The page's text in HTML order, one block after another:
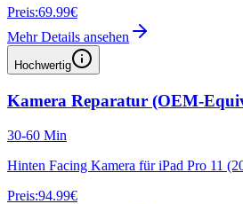
Preis:69.99€
Mehr Details ansehen
Hochwertig
Kamera Reparatur (OEM-
30-60 Min
Hinten Facing Kamera für iPad Pro 11
Preis:94.99€